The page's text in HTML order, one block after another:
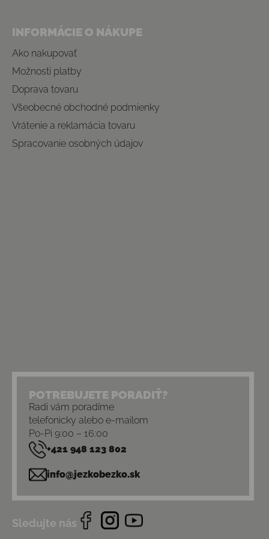
INFORMÁCIE O NÁKUPE
Ako nakupovať
Možnosti platby
Doprava tovaru
Všeobecné obchodné podmienky
Vrátenie a reklamácia tovaru
Spracovanie osobných údajov
POTREBUJETE PORADIŤ?
Radi vám poradíme
telefonicky alebo e-mailom
Po-Pi 9:00 – 16:00
+421 948 123 802
info@jezkobezko.sk
Sledujte nás